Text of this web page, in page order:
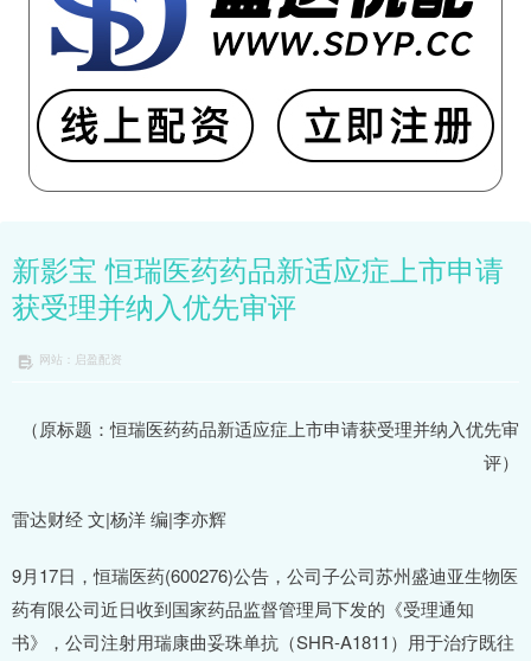
新影宝 恒瑞医药药品新适应症上市申请
获受理并纳入优先审评
网站：启盈配资
（原标题：恒瑞医药药品新适应症上市申请获受理并纳入优先审
评）
雷达财经 文|杨洋 编|李亦辉
9月17日，恒瑞医药(600276)公告，公司子公司苏州盛迪亚生物医
药有限公司近日收到国家药品监督管理局下发的《受理通知
书》，公司注射用瑞康曲妥珠单抗（SHR-A1811）用于治疗既往